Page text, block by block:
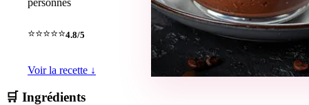
personnes
⭐⭐⭐⭐⭐4.8/5
Voir la recette ↓
🛒 Ingrédients